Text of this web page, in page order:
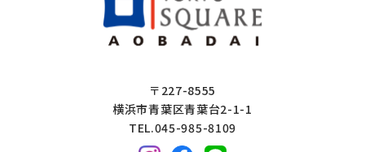
〒227-8555
横浜市青葉区青葉台2-1-1
TEL.045-985-8109